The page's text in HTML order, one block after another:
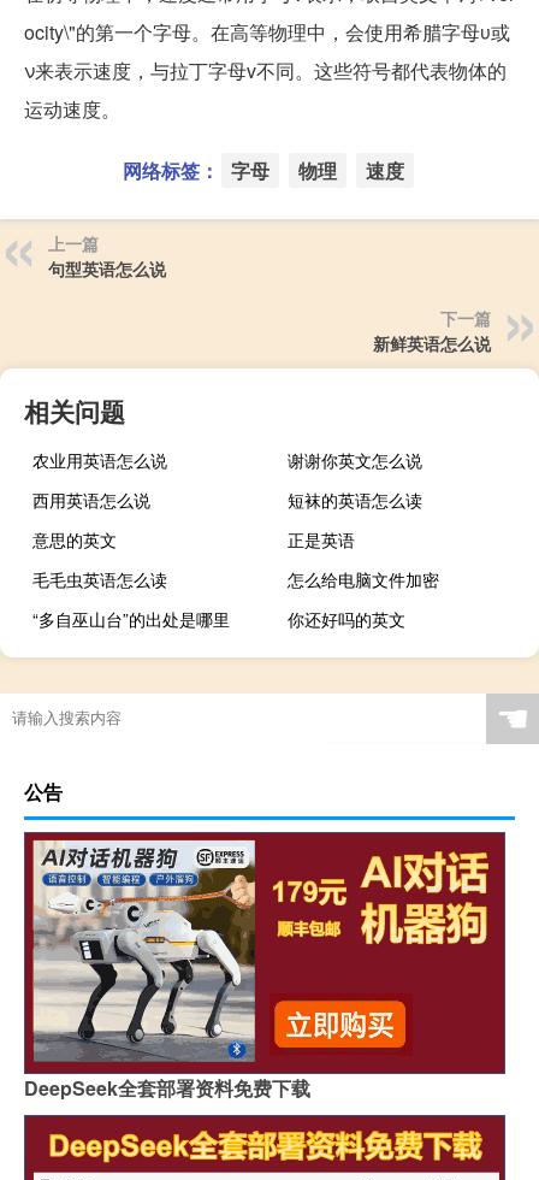
ocity\"的第一个字母。在高等物理中，会使用希腊字母υ或
ν来表示速度，与拉丁字母v不同。这些符号都代表物体的
运动速度。
网络标签： 字母 物理 速度
上一篇
句型英语怎么说
下一篇
新鲜英语怎么说
相关问题
农业用英语怎么说
谢谢你英文怎么说
西用英语怎么说
短袜的英语怎么读
意思的英文
正是英语
毛毛虫英语怎么读
怎么给电脑文件加密
“多自巫山台”的出处是哪里
你还好吗的英文
☚
公告
DeepSeek全套部署资料免费下载